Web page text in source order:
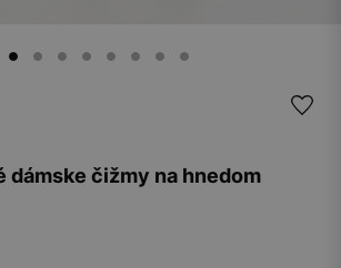
dámske čižmy na hnedom